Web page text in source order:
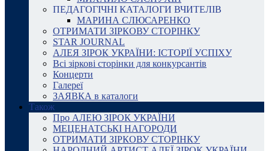
ПЕДАГОГІЧНІ КАТАЛОГИ ВЧИТЕЛІВ
МАРИНА СЛЮСАРЕНКО
ОТРИМАТИ ЗІРКОВУ СТОРІНКУ
STAR JOURNAL
АЛЕЯ ЗІРОК УКРАЇНИ: ІСТОРІЇ УСПІХУ
Всі зіркові сторінки для конкурсантів
Концерти
Галереї
ЗАЯВКА в каталоги
Також
Про АЛЕЮ ЗІРОК УКРАЇНИ
МЕЦЕНАТСЬКІ НАГОРОДИ
ОТРИМАТИ ЗІРКОВУ СТОРІНКУ